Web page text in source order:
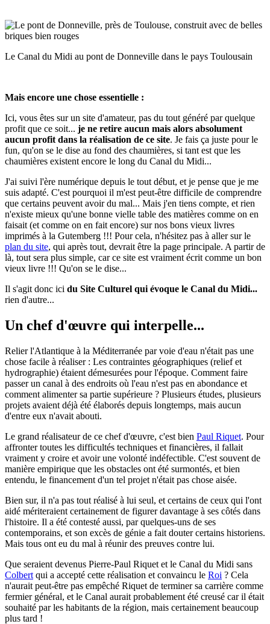
Le Canal du Midi au pont de Donneville dans le pays Toulousain
Mais encore une chose essentielle :
Ici, vous êtes sur un site d'amateur, pas du tout généré par quelque
profit que ce soit... je ne retire aucun mais alors absolument
aucun profit dans la réalisation de ce site. Je fais ça juste pour le
fun, qu'on se le dise au fond des chaumières, si tant est que les
chaumières existent encore le long du Canal du Midi...
J'ai suivi l'ère numérique depuis le tout début, et je pense que je me
suis adapté. C'est pourquoi il m'est peut-être difficile de comprendre
que certains peuvent avoir du mal... Mais j'en tiens compte, et rien
n'existe mieux qu'une bonne vielle table des matières comme on en
faisait (et comme on en fait encore) sur nos bons vieux livres
imprimés à la Gutemberg !!! Pour cela, n'hésitez pas à aller sur le
plan du site, qui après tout, devrait être la page principale. A partir de
là, tout sera plus simple, car ce site est vraiment écrit comme un bon
vieux livre !!! Qu'on se le dise...
Il s'agit donc ici du Site Culturel qui évoque le Canal du Midi...
rien d'autre...
Un chef d'œuvre qui interpelle...
Relier l'Atlantique à la Méditerranée par voie d'eau n'était pas une
chose facile à réaliser : Les contraintes géographiques (relief et
hydrographie) étaient démesurées pour l'époque. Comment faire
passer un canal à des endroits où l'eau n'est pas en abondance et
comment alimenter sa partie supérieure ? Plusieurs études, plusieurs
projets avaient déjà été élaborés depuis longtemps, mais aucun
d'entre eux n'avait abouti.
Le grand réalisateur de ce chef d'œuvre, c'est bien Paul Riquet. Pour
affronter toutes les difficultés techniques et financières, il fallait
vraiment y croire et avoir une volonté indéfectible. C'est souvent de
manière empirique que les obstacles ont été surmontés, et bien
entendu, le financement d'un tel projet n'était pas chose aisée.
Bien sur, il n'a pas tout réalisé à lui seul, et certains de ceux qui l'ont
aidé mériteraient certainement de figurer davantage à ses côtés dans
l'histoire. Il a été contesté aussi, par quelques-uns de ses
contemporains, et son excès de génie a fait douter certains historiens.
Mais tous ont eu du mal à réunir des preuves contre lui.
Que seraient devenus Pierre-Paul Riquet et le Canal du Midi sans
Colbert qui a accepté cette réalisation et convaincu le Roi ? Cela
n'aurait peut-être pas empêché Riquet de terminer sa carrière comme
fermier général, et le Canal aurait probablement été creusé car il était
souhaité par les habitants de la région, mais certainement beaucoup
plus tard !